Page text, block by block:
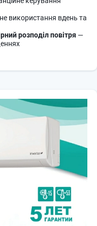
використання вдень та
розподіл повітря —
— надійна та
STV-24HH5 +
система)
32 дБ
год